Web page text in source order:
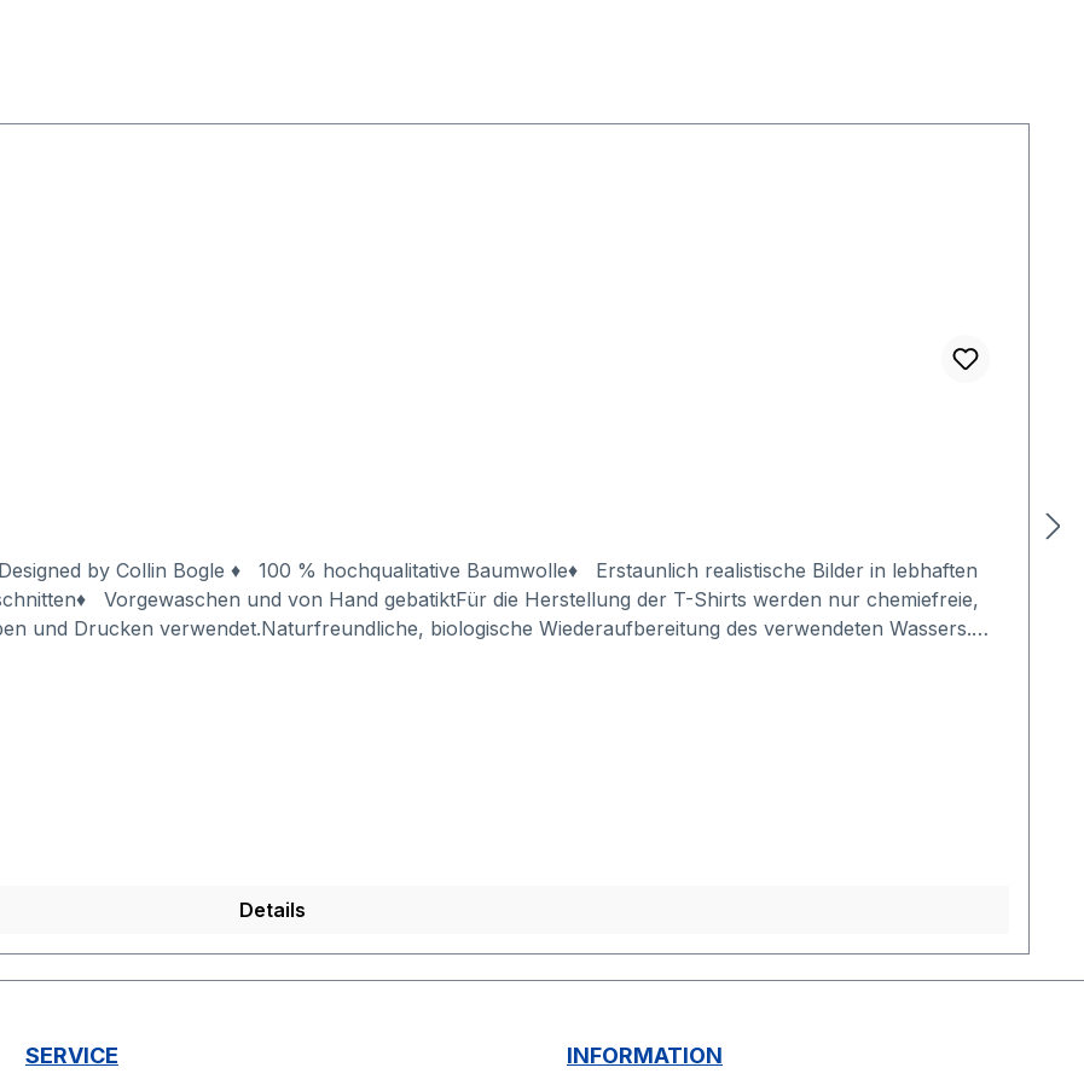
by Collin Bogle ♦ 100 % hochqualitative Baumwolle♦ Erstaunlich realistische Bilder in lebhaften
Vorgewaschen und von Hand gebatiktFür die Herstellung der T-Shirts werden nur chemiefreie,
und Drucken verwendet.Naturfreundliche, biologische Wiederaufbereitung des verwendeten Wassers.
Details
SERVICE INFORMATION